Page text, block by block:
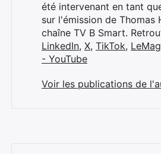
été intervenant en tant
sur l'émission de Thomas
chaîne TV B Smart.
LinkedIn, X, TikTok,
- YouTube
Voir les publications de